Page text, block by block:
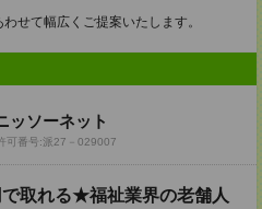
せて幅広くご提案いたします。
ッソーネット
可番号:派27－029007
取れる★福祉業界の老舗人